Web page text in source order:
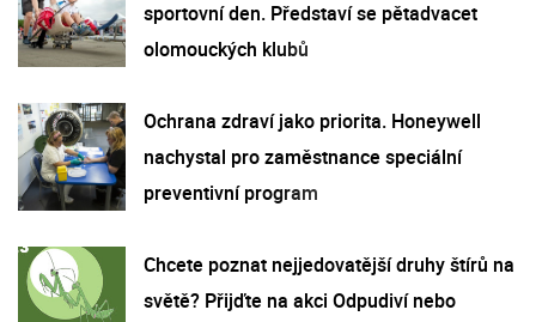
sportovní den. Představí se pětadvacet
olomouckých klubů
Ochrana zdraví jako priorita. Honeywell
nachystal pro zaměstnance speciální
preventivní program
Chcete poznat nejjedovatější druhy štírů na
světě? Přijďte na akci Odpudiví nebo